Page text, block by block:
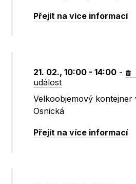
Přejít na více informací
21. 02., 10:00 - 14:00 -
událost
Velkoobjemový kontejner
Osnická
Přejít na více informací